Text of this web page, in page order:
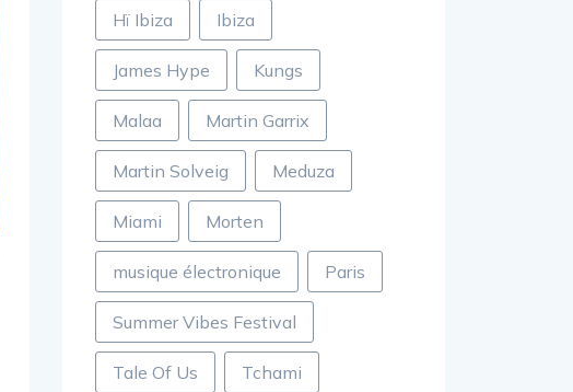
Hï Ibiza Ibiza
James Hype Kungs
Malaa Martin Garrix
Martin Solveig Meduza
Miami Morten
musique électronique Paris
Summer Vibes Festival
Tale Of Us Tchami